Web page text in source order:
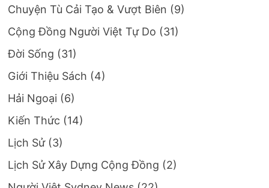
Chuyện Tù Cải Tạo & Vượt Biên (9)
Cộng Đồng Người Việt Tự Do (31)
Đời Sống (31)
Giới Thiệu Sách (4)
Hải Ngoại (6)
Kiến Thức (14)
Lịch Sử(3)
Lịch Sử Xây Dựng Cộng Đồng (2)